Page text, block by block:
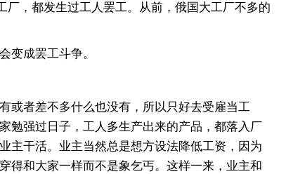
，都发生过工人罢工。从前，俄国大工厂不多的
成罢工斗争。
者差不多什么也没有，所以只好去受雇当工
勉强过日子，工人多生产出来的产品，都落入厂
主干活。业主当然总是想方设法降低工资，因为
得和大家一样而不是象乞丐。这样一来，业主和